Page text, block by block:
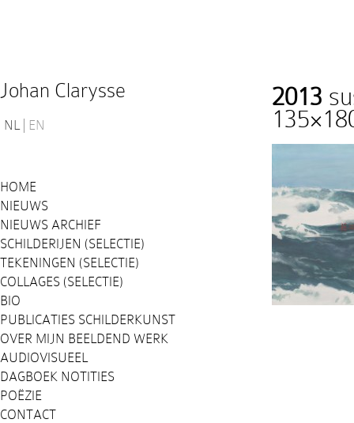
Johan Clarysse
NL EN
HOME
NIEUWS
NIEUWS ARCHIEF
SCHILDERIJEN (SELECTIE)
TEKENINGEN (SELECTIE)
COLLAGES (SELECTIE)
BIO
PUBLICATIES SCHILDERKUNST
OVER MIJN BEELDEND WERK
AUDIOVISUEEL
DAGBOEK NOTITIES
POËZIE
CONTACT
2013